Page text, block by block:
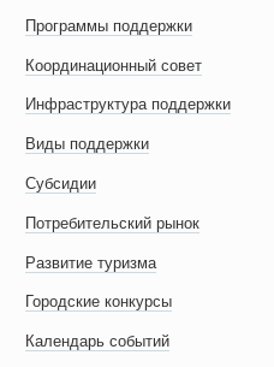
Программы поддержки
Координационный совет
Инфраструктура поддержки
Виды поддержки
Субсидии
Потребительский рынок
Развитие туризма
Городские конкурсы
Календарь событий